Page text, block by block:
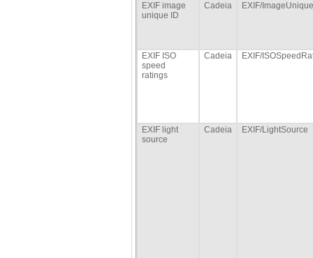
EXIF image
unique ID
Cadeia EXIF/
EXIF ISO
speed
ratings
Cadeia EXIF/
EXIF light
source
Cadeia EXIF/LightSource